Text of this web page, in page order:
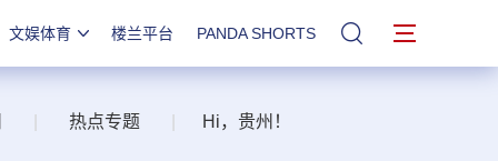
文娱体育 楼兰平台 PANDA SHORTS 站内搜索
热点专题 Hi，贵州！